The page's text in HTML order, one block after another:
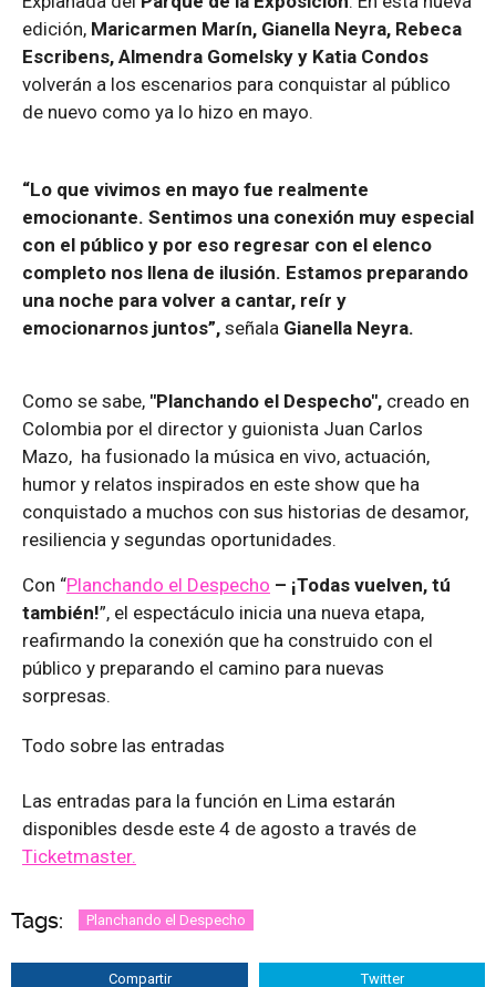
edición, Maricarmen Marín, Gianella Neyra, Rebeca
Escribens, Almendra Gomelsky y Katia Condos
volverán a los escenarios para conquistar al público
de nuevo como ya lo hizo en mayo.
“Lo que vivimos en mayo fue realmente
emocionante. Sentimos una conexión muy especial
con el público y por eso regresar con el elenco
completo nos llena de ilusión. Estamos preparando
una noche para volver a cantar, reír y
emocionarnos juntos”, señala Gianella Neyra.
Como se sabe, "Planchando el Despecho", creado en
Colombia por el director y guionista Juan Carlos
Mazo, ha fusionado la música en vivo, actuación,
humor y relatos inspirados en este show que ha
conquistado a muchos con sus historias de desamor,
resiliencia y segundas oportunidades.
Con “Planchando el Despecho – ¡Todas vuelven, tú
también!”, el espectáculo inicia una nueva etapa,
reafirmando la conexión que ha construido con el
público y preparando el camino para nuevas
sorpresas.
Todo sobre las entradas
Las entradas para la función en Lima estarán
disponibles desde este 4 de agosto a través de
Ticketmaster.
Tags: Planchando el Despecho
Compartir Twitter